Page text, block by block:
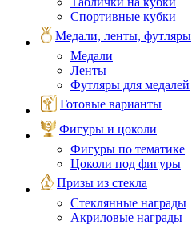
Спортивные кубки
Медали, ленты, футляры
Медали
Ленты
Футляры для медалей
Готовые варианты
Фигуры и цоколи
Фигуры по тематике
Цоколи под фигуры
Призы из стекла
Стеклянные награды
Акриловые награды